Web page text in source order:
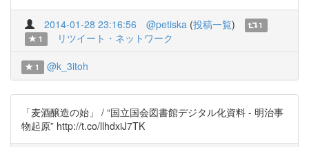
2014-01-28 23:16:56 @petiska (投稿一覧)
1
1
リツイート・ネットワーク
1 @k_3itoh
「麦酒醸造の始」 / “国立国会図書館デジタル化資料 - 明治事
物起原” http://t.co/llhdxiJ7TK